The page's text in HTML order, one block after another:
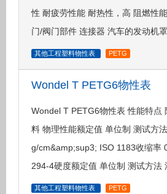
性 耐疲劳性能 耐热性，高 阻燃性
门/阀门部件 连接器 汽车的发动机
其他工程塑料物性表 PETG
Wondel T PETG6物性表
Wondel T PETG6物性表 性能特点
料 物理性能额定值 单位制 测试方
g/cm&amp;sup3; ISO 1183收缩率
294-4硬度额定值 单位制 测试方法
其他工程塑料物性表 PETG